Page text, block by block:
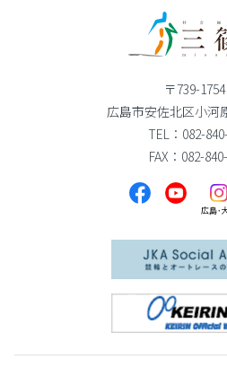
〒739-
広島市安佐北区小河
TEL：082-
FAX：082-
広島･